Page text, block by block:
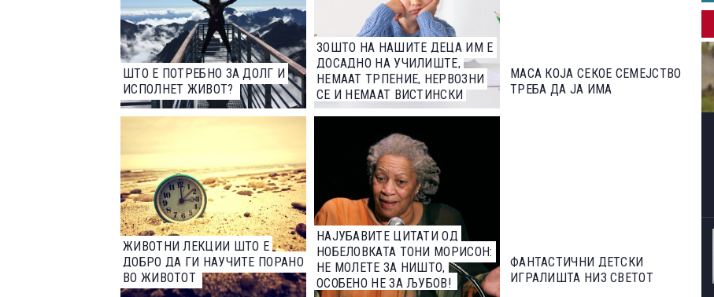
ШТО Е ПОТРЕБНО ЗА ДОЛГ И
ИСПОЛНЕТ ЖИВОТ?
ЗОШТО НА НАШИТЕ ДЕЦА ИМ Е
ДОСАДНО НА УЧИЛИШТЕ,
НЕМААТ ТРПЕНИЕ, НЕРВОЗНИ
СЕ И НЕМААТ ВИСТИНСКИ
ПРИЈАТЕЛИ?
МАСА КОЈА СЕКОЕ СЕМЕЈСТВО
ТРЕБА ДА ЈА ИМА
ЖИВОТНИ ЛЕКЦИИ ШТО Е
ДОБРО ДА ГИ НАУЧИТЕ ПОРАНО
ВО ЖИВОТОТ
НАЈУБАВИТЕ ЦИТАТИ ОД
НОБЕЛОВКАТА ТОНИ МОРИСОН:
НЕ МОЛЕТЕ ЗА НИШТО,
ОСОБЕНО НЕ ЗА ЉУБОВ!
ФАНТАСТИЧНИ ДЕТСКИ
ИГРАЛИШТА НИЗ СВЕТОТ